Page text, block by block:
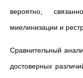
вероятно,
миелинизации и
Сравнительный
достоверных